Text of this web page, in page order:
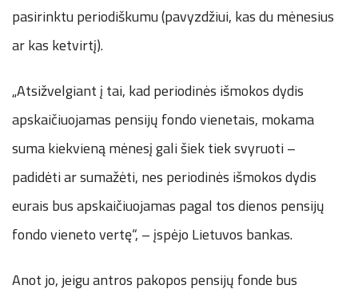
pasirinktu periodiškumu (pavyzdžiui, kas du mėnesius
ar kas ketvirtį).
„Atsižvelgiant į tai, kad periodinės išmokos dydis
apskaičiuojamas pensijų fondo vienetais, mokama
suma kiekvieną mėnesį gali šiek tiek svyruoti –
padidėti ar sumažėti, nes periodinės išmokos dydis
eurais bus apskaičiuojamas pagal tos dienos pensijų
fondo vieneto vertę“, – įspėjo Lietuvos bankas.
Anot jo, jeigu antros pakopos pensijų fonde bus